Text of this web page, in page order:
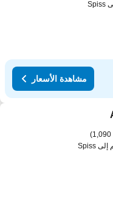
مشاهدة الأسعار
Add